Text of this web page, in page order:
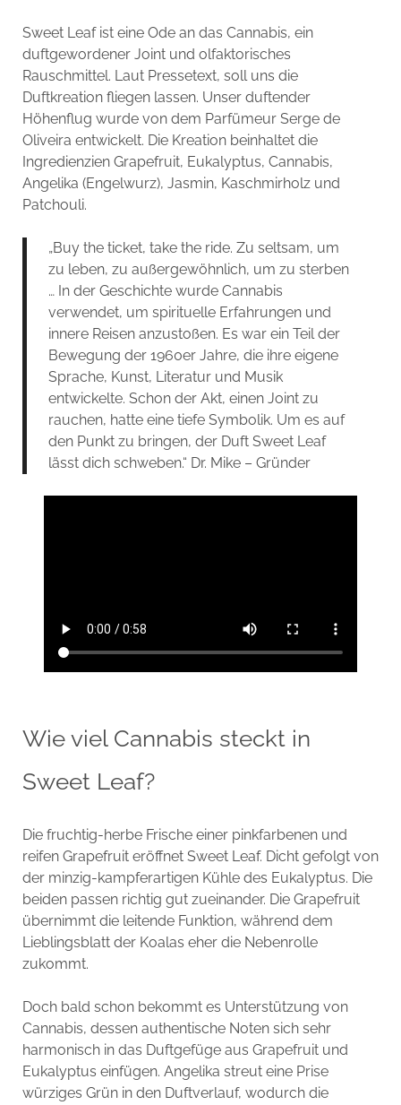
Sweet Leaf ist eine Ode an das Cannabis, ein
duftgewordener Joint und olfaktorisches
Rauschmittel. Laut Pressetext, soll uns die
Duftkreation fliegen lassen. Unser duftender
Höhenflug wurde von dem Parfümeur Serge de
Oliveira entwickelt. Die Kreation beinhaltet die
Ingredienzien Grapefruit, Eukalyptus, Cannabis,
Angelika (Engelwurz), Jasmin, Kaschmirholz und
Patchouli.
„Buy the ticket, take the ride. Zu seltsam, um
zu leben, zu außergewöhnlich, um zu sterben
… In der Geschichte wurde Cannabis
verwendet, um spirituelle Erfahrungen und
innere Reisen anzustoßen. Es war ein Teil der
Bewegung der 1960er Jahre, die ihre eigene
Sprache, Kunst, Literatur und Musik
entwickelte. Schon der Akt, einen Joint zu
rauchen, hatte eine tiefe Symbolik. Um es auf
den Punkt zu bringen, der Duft Sweet Leaf
lässt dich schweben.“ Dr. Mike – Gründer
Wie viel Cannabis steckt in
Sweet Leaf?
Die fruchtig-herbe Frische einer pinkfarbenen und
reifen Grapefruit eröffnet Sweet Leaf. Dicht gefolgt von
der minzig-kampferartigen Kühle des Eukalyptus. Die
beiden passen richtig gut zueinander. Die Grapefruit
übernimmt die leitende Funktion, während dem
Lieblingsblatt der Koalas eher die Nebenrolle
zukommt.
Doch bald schon bekommt es Unterstützung von
Cannabis, dessen authentische Noten sich sehr
harmonisch in das Duftgefüge aus Grapefruit und
Eukalyptus einfügen. Angelika streut eine Prise
würziges Grün in den Duftverlauf, wodurch die